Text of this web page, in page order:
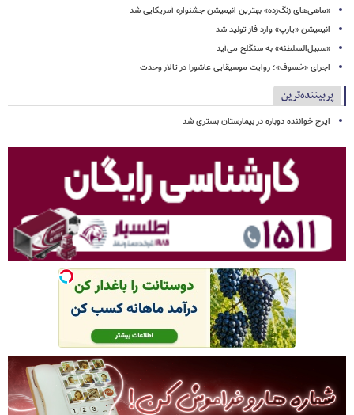
«ماهی‌های زنگ‌زده» بهترین انیمیشن جشنواره آمریکایی شد
انیمیشن «یارپ» وارد فاز تولید شد
«سبیل‌السلطنه» به سنگلج می‌آید
اجرای «خسوف»؛ روایت موسیقایی عاشورا در تالار وحدت
پربیننده‌ترین
ایرج خواننده دوباره در بیمارستان بستری شد